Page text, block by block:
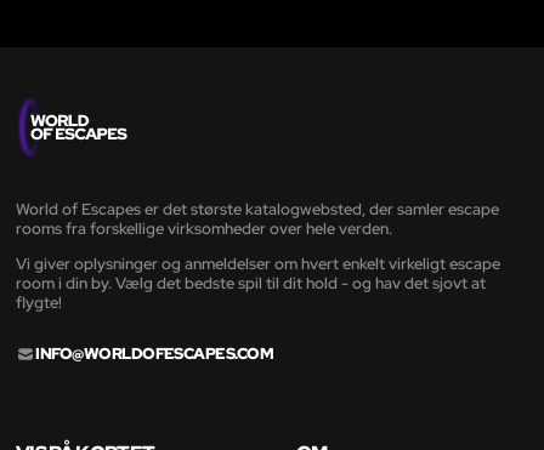
World of Escapes er det største katalogwebsted, der samler escape
rooms fra forskellige virksomheder over hele verden.
Vi giver oplysninger og anmeldelser om hvert enkelt virkeligt escape
room i din by. Vælg det bedste spil til dit hold - og hav det sjovt at
flygte!
INFO@WORLDOFESCAPES.COM